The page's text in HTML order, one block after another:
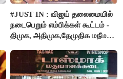
#JUST IN : விஜய் தலைமையில்
நடைபெறும் எம்பிக்கள் கூட்டம் -
திமுக, அதிமுக,தேமுதிக மநீம